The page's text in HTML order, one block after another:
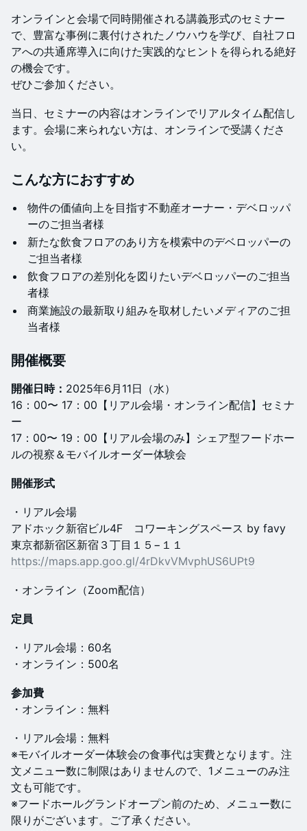
オンラインと会場で同時開催される講義形式のセミナー
で、豊富な事例に裏付けされたノウハウを学び、自社フロ
アへの共通席導入に向けた実践的なヒントを得られる絶好
の機会です。
ぜひご参加ください。
​当日、セミナーの内容はオンラインでリアルタイム配信し
ます。会場に来られない方は、オンラインで受講くださ
い。
​​​​こんな方におすすめ
​物件の価値向上を目指す不動産オーナー・デベロッパ
ーのご担当者様
​新たな飲食フロアのあり方を模索中のデベロッパーの
ご担当者様
​飲食フロアの差別化を図りたいデベロッパーのご担当
者様
​商業施設の最新取り組みを取材したいメディアのご担
当者様
​​​​開催概要
開催日時： 2025年6月11日（水）
16：00〜 17：00【リアル会場・オンライン配信】セミナ
ー
17：00〜 19：00【リアル会場のみ】シェア型フードホー
ルの視察＆モバイルオーダー体験会
開催形式
​​・リアル会場
アドホック新宿ビル4F コワーキングスペース by favy
東京都新宿区新宿３丁目１５−１１
https://maps.app.goo.gl/4rDkvVMvphUS6UPt9
​​・オンライン（Zoom配信）
定員
​​・リアル会場：60名
​​・オンライン：500名
参加費
​​・オンライン：無料​
​・リアル会場：無料
※モバイルオーダー体験会の食事代は実費となります。注
文メニュー数に制限はありませんので、1メニューのみ注
文も可能です。
※フードホールグランドオープン前のため、メニュー数に
限りがございます。ご了承ください。